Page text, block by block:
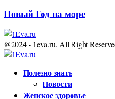
Новый Год на море
@2024 - 1eva.ru. All Right
Полезно знать
Новости
Женское здоровье